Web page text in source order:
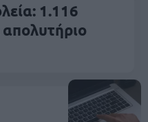
1.116
απολυτήριο